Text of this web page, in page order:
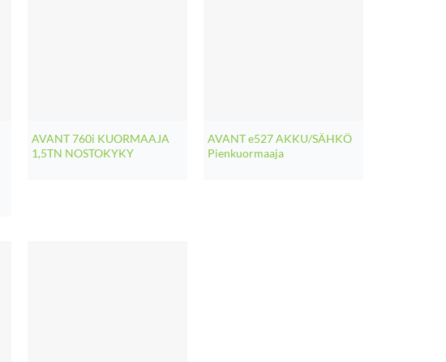
AVANT 760i KUORMAAJA
1,5TN NOSTOKYKY
AVANT e527 AKKU/SÄHKÖ
Pienkuormaaja